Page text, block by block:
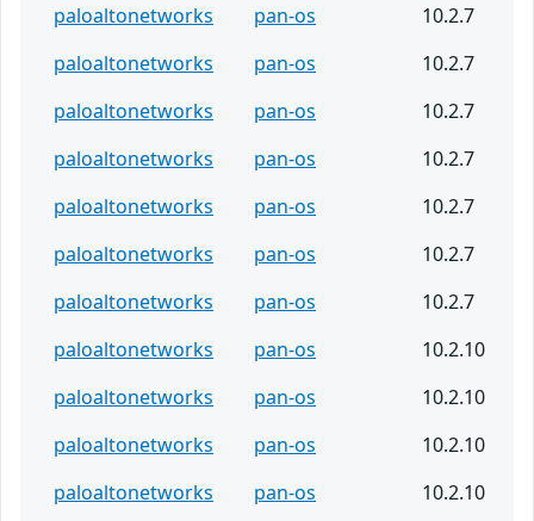
paloaltonetworks
pan-os
10.2.7
paloaltonetworks
pan-os
10.2.7
paloaltonetworks
pan-os
10.2.7
paloaltonetworks
pan-os
10.2.7
paloaltonetworks
pan-os
10.2.7
paloaltonetworks
pan-os
10.2.7
paloaltonetworks
pan-os
10.2.7
paloaltonetworks
pan-os
10.2.10
paloaltonetworks
pan-os
10.2.10
paloaltonetworks
pan-os
10.2.10
paloaltonetworks
pan-os
10.2.10